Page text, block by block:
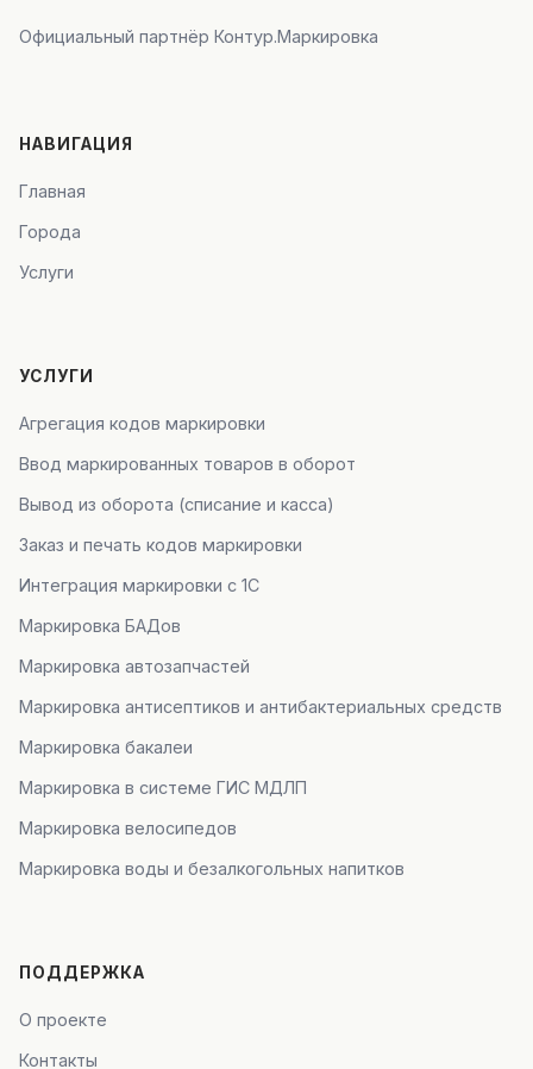
Официальный партнёр Контур.Маркировка
НАВИГАЦИЯ
Главная
Города
Услуги
УСЛУГИ
Агрегация кодов маркировки
Ввод маркированных товаров в оборот
Вывод из оборота (списание и касса)
Заказ и печать кодов маркировки
Интеграция маркировки с 1С
Маркировка БАДов
Маркировка автозапчастей
Маркировка антисептиков и антибактериальных средств
Маркировка бакалеи
Маркировка в системе ГИС МДЛП
Маркировка велосипедов
Маркировка воды и безалкогольных напитков
ПОДДЕРЖКА
О проекте
Контакты